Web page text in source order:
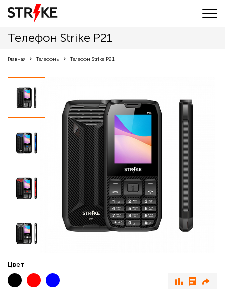
Телефон Strike P21
Главная Телефоны Телефон Strike P21
Цвет